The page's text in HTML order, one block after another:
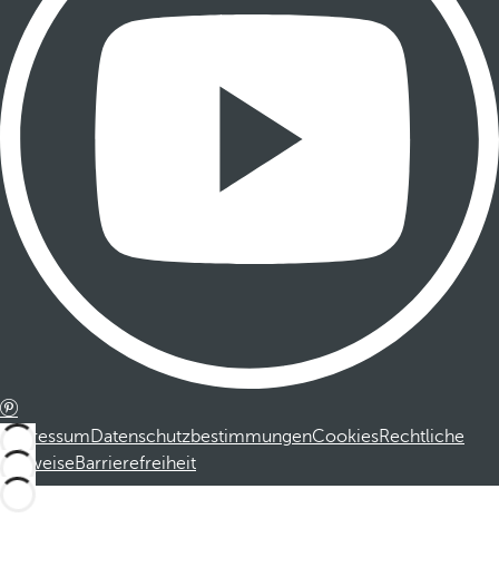
ImpressumDatenschutzbestimmungenCookiesRechtliche
HinweiseBarrierefreiheit